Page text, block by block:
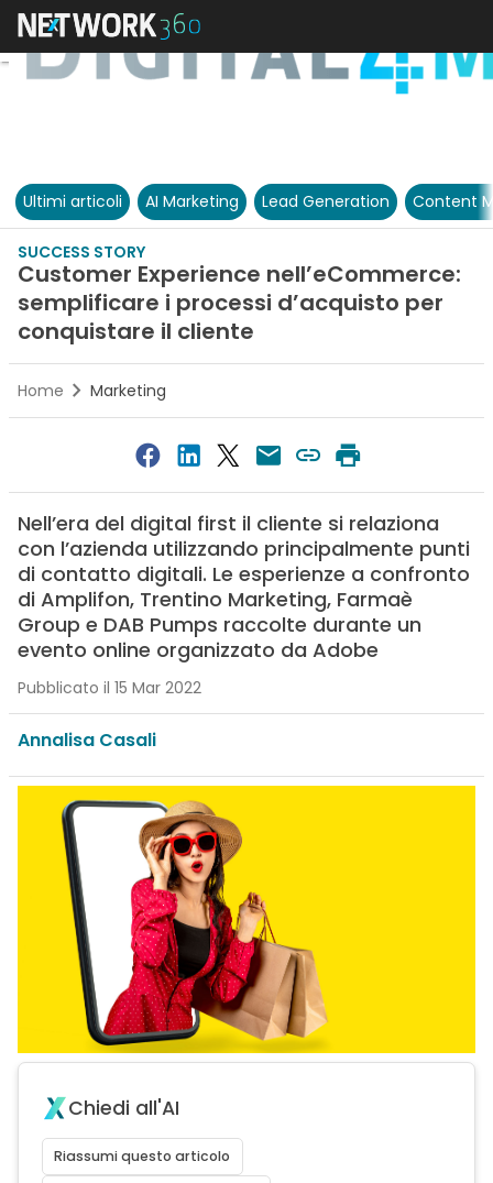
Ultimi articoli AI Marketing Lead Generation Content
SUCCESS STORY
Customer Experience nell’eCommerce:
semplificare i processi d’acquisto per
conquistare il cliente
Home Marketing
Nell’era del digital first il cliente si relaziona
con l’azienda utilizzando principalmente punti
di contatto digitali. Le esperienze a confronto
di Amplifon, Trentino Marketing, Farmaè
Group e DAB Pumps raccolte durante un
evento online organizzato da Adobe
Pubblicato il 15 Mar 2022
Annalisa Casali
Chiedi all'AI
Riassumi questo articolo